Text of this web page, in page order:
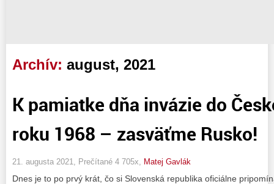
Archív: august, 2021
K pamiatke dňa invázie do
roku 1968 – zasväťme Rusko!
21. augusta 2021, Prečítané 4 705x, Matej Gavlák
Dnes je to po prvý krát, čo si Slovenská republika oficiálne